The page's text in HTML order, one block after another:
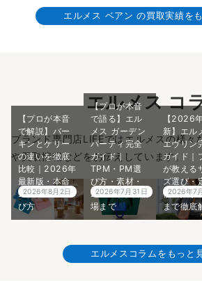
エルメス ベアン の買取実績を
エルメス コ
ブランド専門店LIFEではエルメスの様々
や買取情報などをお伝えしています。
【プロが本音
で解説】バー
キンとケリー
の違いを徹底
比較｜2026年
最新版・本命
エルメスの選
び方
2026年8月2日
【プロが本音
で語る】エル
メス ガーデン
パーティ完全
ガイド｜
TPM・PM選
び方・素材・
2026年最新相
場まで
2026年7月31日
【2026
新】エル
エヴリン
ガイド｜
が教える
ズ選び・
価・入手
まで徹底
2026年7
エルメスコラムをもっと